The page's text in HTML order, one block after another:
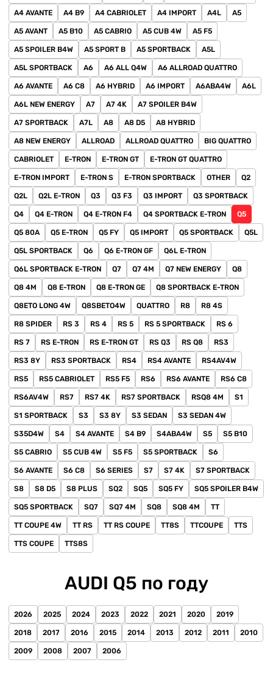
A4 AVANTE A4 B9 A4 CABRIOLET A4 IMPORT A4L A5
A5 AVANT A5 B10 A5 CABRIO A5 CUB 4W A5 F5
A5 SPOILER B4W A5 SPORT B A5 SPORTBACK A5L
A5L SPORTBACK A6 A6 ALL Q4W A6 ALLROAD QUATTRO
A6 AVANTE A6 C8 A6 HYBRID A6 IMPORT A6ABA4W A6L
A6L NEW ENERGY A7 A7 4K A7 SPOILER B4W
A7 SPORTBACK A7L A8 A8 D5 A8 HYBRID
A8 NEW ENERGY ALLROAD ALLROAD QUATTRO BIG QUATTRO
CABRIOLET E-TRON E-TRON GT E-TRON GT QUATTRO
E-TRON IMPORT E-TRON S E-TRON SPORTBACK OTHER Q2
Q2L Q2L E-TRON Q3 Q3 F3 Q3 IMPORT Q3 SPORTBACK
Q4 Q4 E-TRON Q4 E-TRON F4 Q4 SPORTBACK E-TRON Q5
Q5 80A Q5 E-TRON Q5 FY Q5 IMPORT Q5 SPORTBACK Q5L
Q5L SPORTBACK Q6 Q6 E-TRON GF Q6L E-TRON
Q6L SPORTBACK E-TRON Q7 Q7 4M Q7 NEW ENERGY Q8
Q8 4M Q8 E-TRON Q8 E-TRON GE Q8 SPORTBACK E-TRON
Q8ETO LONG 4W Q8SBETO4W QUATTRO R8 R8 4S
R8 SPIDER RS 3 RS 4 RS 5 RS 5 SPORTBACK RS 6
RS 7 RS E-TRON RS E-TRON GT RS Q3 RS Q8 RS3
RS3 8Y RS3 SPORTBACK RS4 RS4 AVANTE RS4AV4W
RS5 RS5 CABRIOLET RS5 F5 RS6 RS6 AVANTE RS6 C8
RS6AV4W RS7 RS7 4K RS7 SPORTBACK RSQ8 4M S1
S1 SPORTBACK S3 S3 8Y S3 SEDAN S3 SEDAN 4W
S35D4W S4 S4 AVANTE S4 B9 S4ABA4W S5 S5 B10
S5 CABRIO S5 CUB 4W S5 F5 S5 SPORTBACK S6
S6 AVANTE S6 C8 S6 SERIES S7 S7 4K S7 SPORTBACK
S8 S8 D5 S8 PLUS SQ2 SQ5 SQ5 FY SQ5 SPOILER B4W
SQ5 SPORTBACK SQ7 SQ7 4M SQ8 SQ8 4M TT
TT COUPE 4W TT RS TT RS COUPE TT8S TTCOUPE TTS
TTS COUPE TTS8S
AUDI Q5 по году
2026 2025 2024 2023 2022 2021 2020 2019
2018 2017 2016 2015 2014 2013 2012 2011 2010
2009 2008 2007 2006